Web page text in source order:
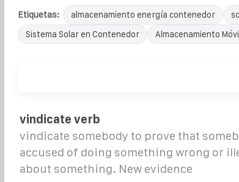
Etiquetas: almacenamiento energía contenedor
Sistema Solar en Contenedor
Almacenamiento
vindicate verb
vindicate somebody to prove that
accused of doing something wrong or
about something. New evidence